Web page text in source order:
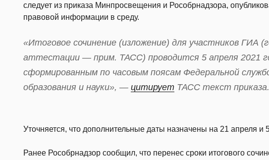
следует из приказа Минпросвещения и Рособрнадзора,
правовой информации в среду.
«Итоговое сочинение (изложение) для участников ГИА
аттестации — прим. ТАСС) проводится 5 апреля 2021
сформированным по часовым поясам Федеральной
образования и науки», — цитирует ТАСС текст приказа.
Уточняется, что дополнительные даты назначены на 21 апреля и
Ранее Рособрнадзор сообщил, что перенес сроки итогового